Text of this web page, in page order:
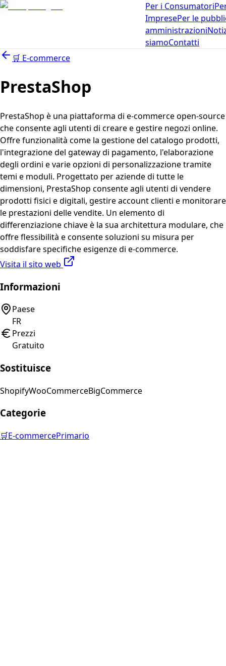
Per i Consumatori
ImpresePer le
amministrazioni
siamoContatti
🛒 E-commerce
PrestaShop
PrestaShop è una piattaforma di e-commerce open-source
che consente agli utenti di creare e gestire negozi online.
Offre funzionalità come la gestione del catalogo prodotti,
l'integrazione del gateway di pagamento, l'elaborazione
degli ordini e varie opzioni di personalizzazione tramite
temi e moduli. Progettato per aziende di tutte le
dimensioni, PrestaShop consente agli utenti di vendere
prodotti fisici e digitali, gestire account clienti e monitorare
le prestazioni delle vendite. Un elemento di
differenziazione chiave è la sua architettura modulare, che
offre flessibilità e consente soluzioni su misura per
soddisfare specifiche esigenze di e-commerce.
Visita il sito web
Informazioni
Paese
FR
Prezzi
Gratuito
Sostituisce
ShopifyWooCommerceBigCommerce
Categorie
🛒E-commercePrimario